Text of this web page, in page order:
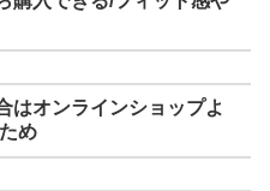
はオンラインショップよ
め